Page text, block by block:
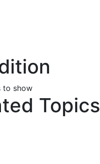
to show
Topics